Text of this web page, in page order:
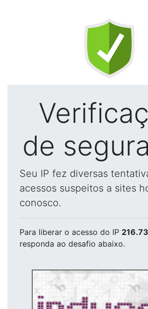
de
Seu IP fez diversas
acessos suspeitos a sites
conosco.
Para liberar o acesso do IP
responda ao desafio abaixo.